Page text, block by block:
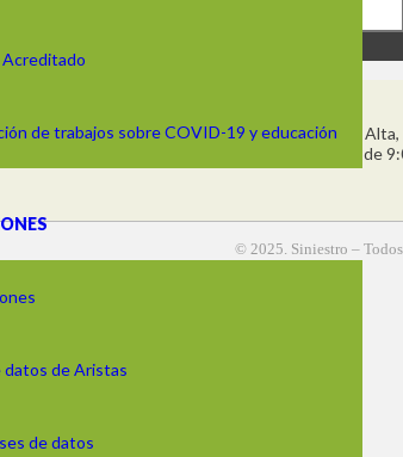
de trabajos sobre COVID-19 y educación
datos de Aristas
de datos
Edificio Los Naranjos, Planta
Horario: de lunes a viernes de
© 2025. Siniestro –